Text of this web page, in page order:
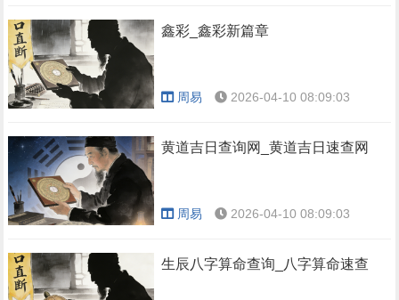
鑫彩_鑫彩新篇章
周易 2026-04-10 08:09:03
黄道吉日查询网_黄道吉日速查网
周易 2026-04-10 08:09:03
生辰八字算命查询_八字算命速查